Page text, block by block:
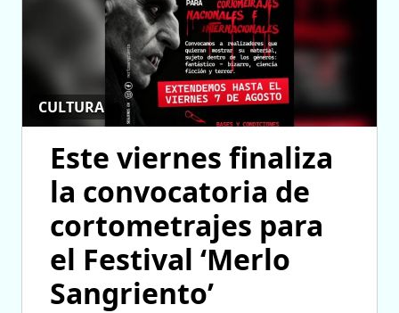
CULTURA
Este viernes finaliza
la convocatoria de
cortometrajes para
el Festival ‘Merlo
Sangriento’